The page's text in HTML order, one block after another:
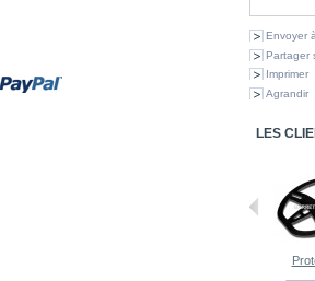
Envoyer
Partager
Imprimer
Agrandir
LES